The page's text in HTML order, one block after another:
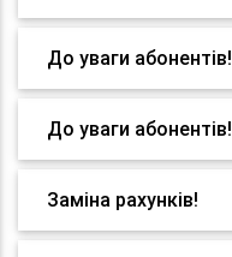
До уваги абонентів!
До уваги абонентів!
Заміна рахунків!